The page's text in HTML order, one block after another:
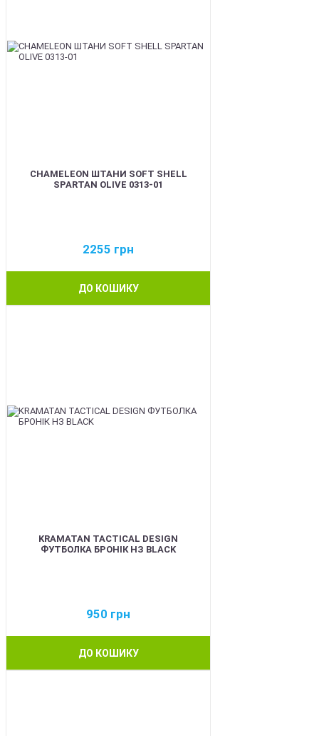
CHAMELEON ШТАНИ SOFT SHELL
SPARTAN OLIVE 0313-01
2255 грн
ДО КОШИКУ
KRAMATAN TACTICAL DESIGN
ФУТБОЛКА БРОНІК НЗ BLACK
950 грн
ДО КОШИКУ